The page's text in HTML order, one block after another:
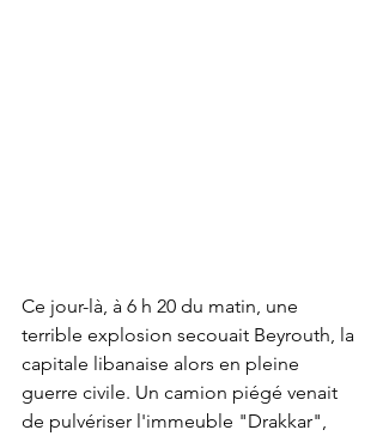
Ce jour-là, à 6 h 20 du matin, une
terrible explosion secouait Beyrouth, la
capitale libanaise alors en pleine
guerre civile. Un camion piégé venait
de pulvériser l'immeuble "Drakkar",